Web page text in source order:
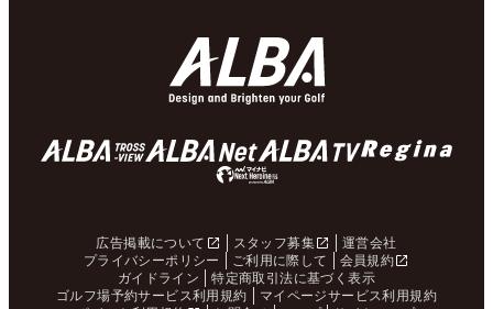
広告掲載について スタッフ募集
運営会社
プライバシーポリシー
ご利用に際して
会員規約
ガイドライン
特定商取引法に基づく表示
ゴルフ場予約サービス利用規約
マイページサービス利用規約